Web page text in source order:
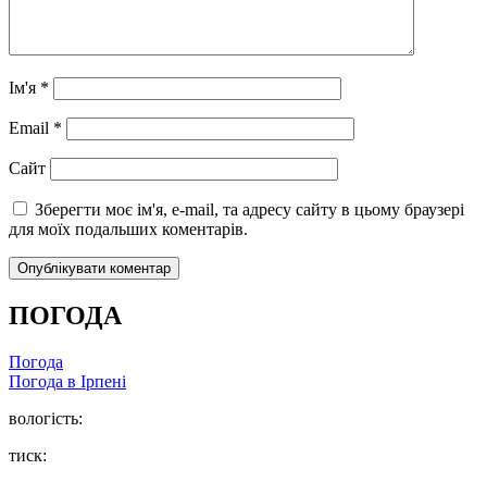
Ім'я *
Email *
Сайт
Зберегти моє ім'я, e-mail, та адресу сайту в цьому браузері
для моїх подальших коментарів.
ПОГОДА
Погода
Погода в Ірпені
вологість:
тиск: